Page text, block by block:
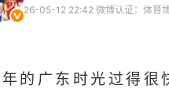
26-05-12 22:42 微博认证：体育
年的广东时光过得